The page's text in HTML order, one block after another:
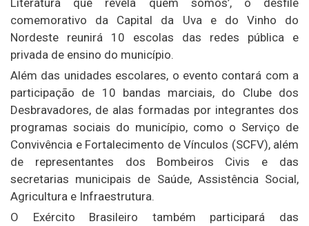
Literatura que revela quem somos’, o desfile
comemorativo da Capital da Uva e do Vinho do
Nordeste reunirá 10 escolas das redes pública e
privada de ensino do município.
Além das unidades escolares, o evento contará com a
participação de 10 bandas marciais, do Clube dos
Desbravadores, de alas formadas por integrantes dos
programas sociais do município, como o Serviço de
Convivência e Fortalecimento de Vínculos (SCFV), além
de representantes dos Bombeiros Civis e das
secretarias municipais de Saúde, Assistência Social,
Agricultura e Infraestrutura.
O Exército Brasileiro também participará das